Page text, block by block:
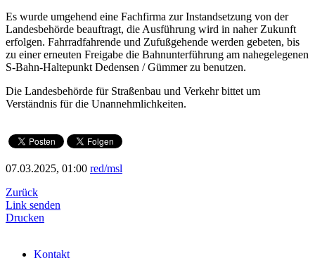
Es wurde umgehend eine Fachfirma zur Instandsetzung von der
Landesbehörde beauftragt, die Ausführung wird in naher Zukunft
erfolgen. Fahrradfahrende und Zufußgehende werden gebeten, bis
zu einer erneuten Freigabe die Bahnunterführung am nahegelegenen
S-Bahn-Haltepunkt Dedensen / Gümmer zu benutzen.
Die Landesbehörde für Straßenbau und Verkehr bittet um
Verständnis für die Unannehmlichkeiten.
07.03.2025, 01:00 red/msl
Zurück
Link senden
Drucken
Kontakt